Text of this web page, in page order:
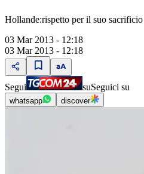
Hollande:rispetto per il suo sacrificio
03 Mar 2013 - 12:18
03 Mar 2013 - 12:18
Segui suSeguici su
whatsapp discover